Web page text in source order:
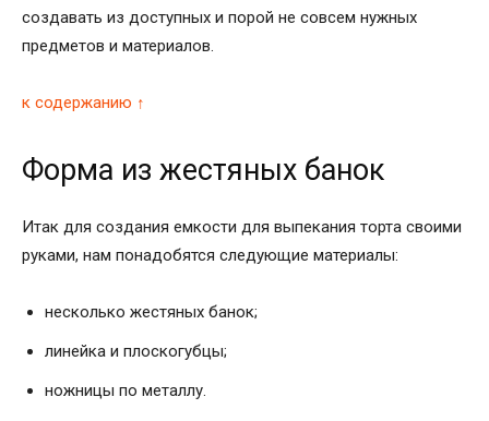
создавать из доступных и порой не совсем нужных
предметов и материалов.
к содержанию ↑
Форма из жестяных банок
Итак для создания емкости для выпекания торта своими
руками, нам понадобятся следующие материалы:
несколько жестяных банок;
линейка и плоскогубцы;
ножницы по металлу.